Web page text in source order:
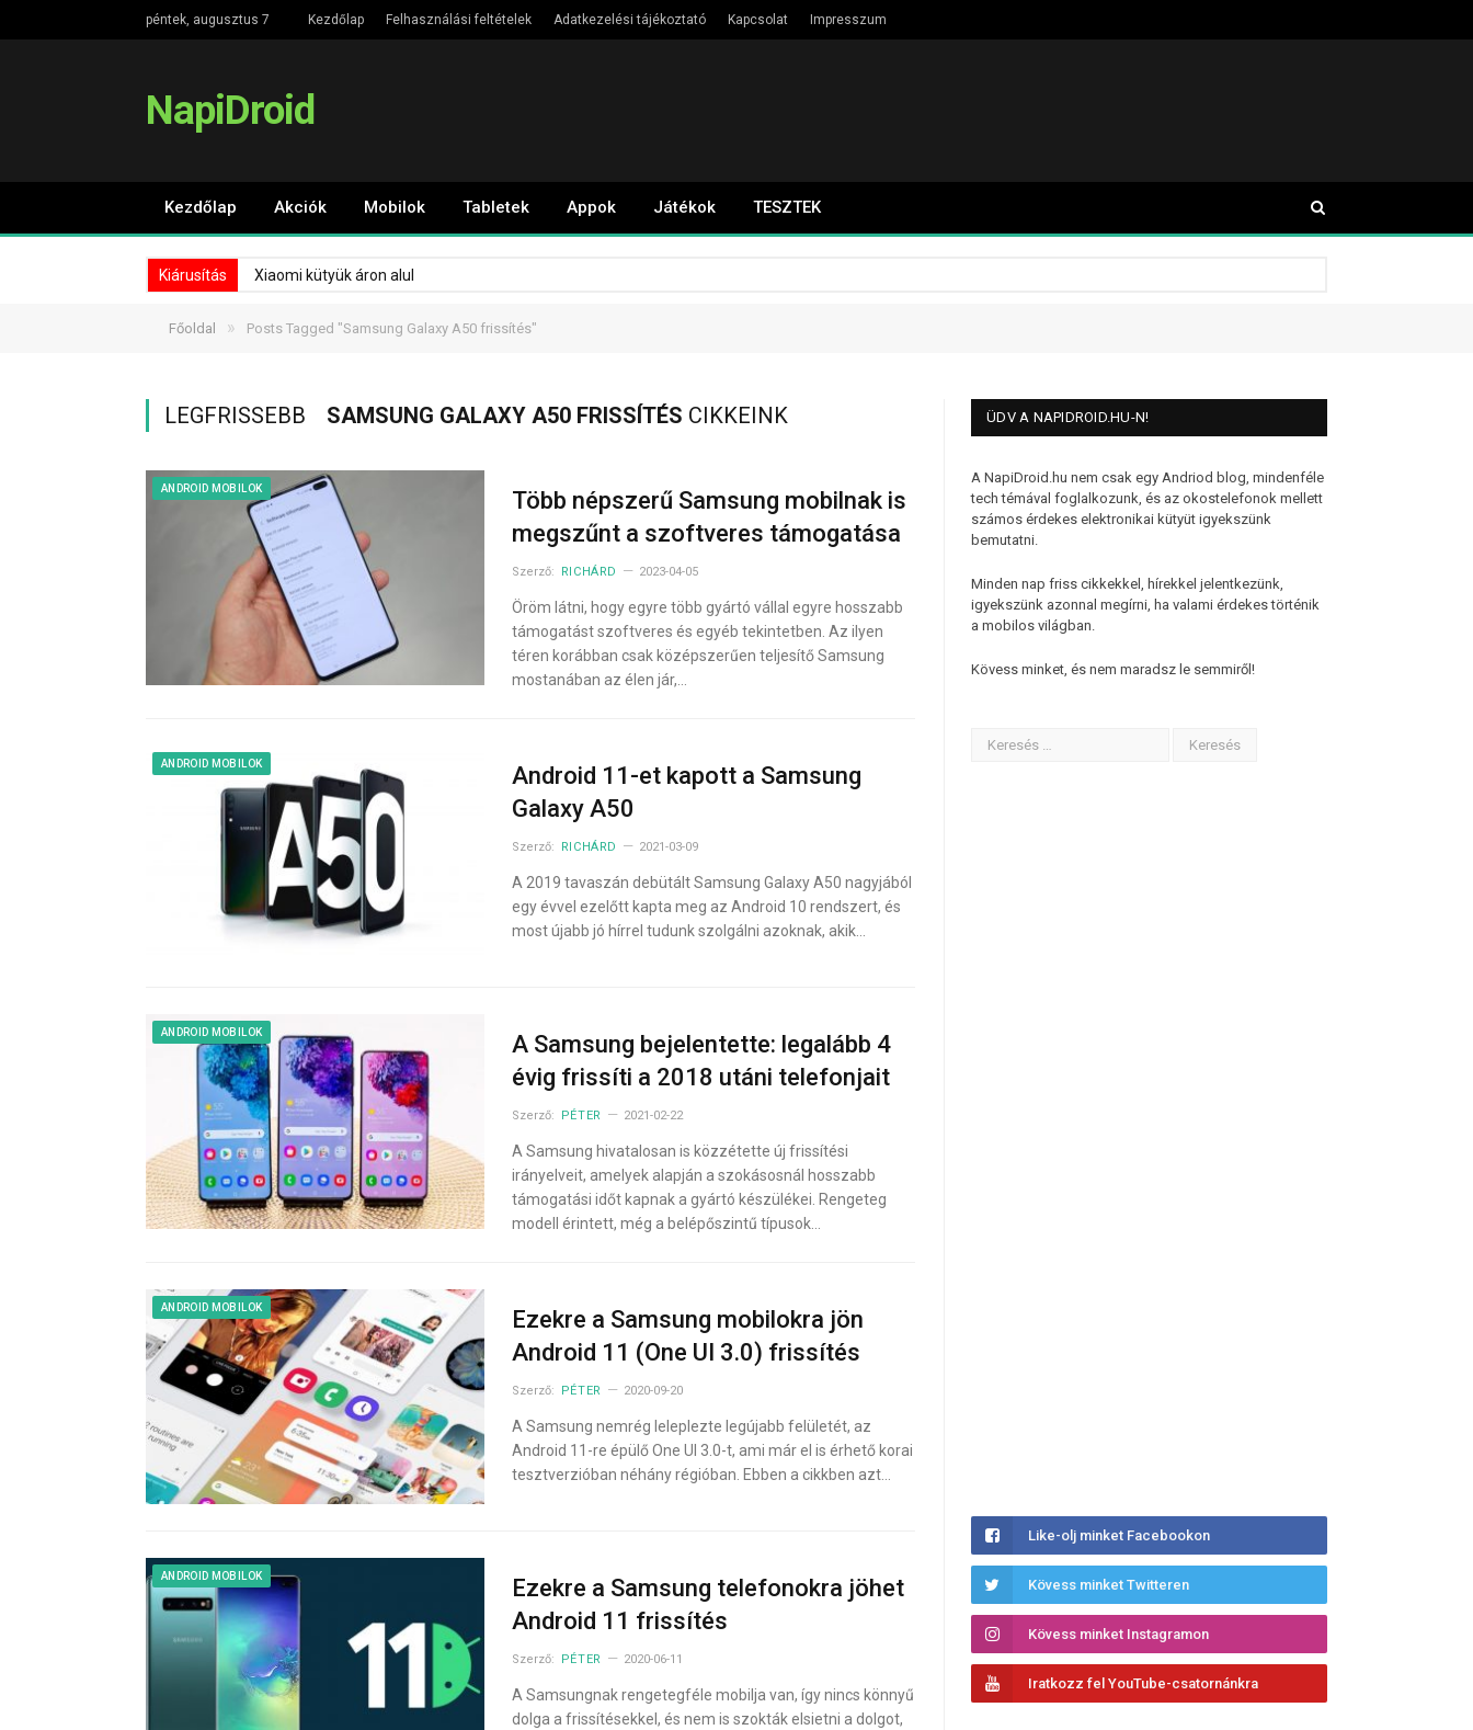
péntek, augusztus 7 Kezdőlap Felhasználási feltételek Adatkezelési tájékoztató Kapcsolat Impresszum
NapiDroid
Kezdőlap Akciók Mobilok Tabletek Appok Játékok TESZTEK
Kiárusítás Xiaomi kütyük áron alul
Főoldal » Posts Tagged "Samsung Galaxy A50 frissítés"
LEGFRISSEBB SAMSUNG GALAXY A50 FRISSÍTÉS CIKKEINK
ANDROID MOBILOK
Több népszerű Samsung mobilnak is
megszűnt a szoftveres támogatása
Szerző: RICHÁRD 2023-04-05
Öröm látni, hogy egyre több gyártó vállal egyre hosszabb
támogatást szoftveres és egyéb tekintetben. Az ilyen
téren korábban csak középszerűen teljesítő Samsung
mostanában az élen jár,…
ANDROID MOBILOK
Android 11-et kapott a Samsung
Galaxy A50
Szerző: RICHÁRD 2021-03-09
A 2019 tavaszán debütált Samsung Galaxy A50 nagyjából
egy évvel ezelőtt kapta meg az Android 10 rendszert, és
most újabb jó hírrel tudunk szolgálni azoknak, akik…
ANDROID MOBILOK
A Samsung bejelentette: legalább 4
évig frissíti a 2018 utáni telefonjait
Szerző: PÉTER 2021-02-22
A Samsung hivatalosan is közzétette új frissítési
irányelveit, amelyek alapján a szokásosnál hosszabb
támogatási időt kapnak a gyártó készülékei. Rengeteg
modell érintett, még a belépőszintű típusok…
ANDROID MOBILOK
Ezekre a Samsung mobilokra jön
Android 11 (One UI 3.0) frissítés
Szerző: PÉTER 2020-09-20
A Samsung nemrég leleplezte legújabb felületét, az
Android 11-re épülő One UI 3.0-t, ami már el is érhető korai
tesztverzióban néhány régióban. Ebben a cikkben azt…
ANDROID MOBILOK
Ezekre a Samsung telefonokra jöhet
Android 11 frissítés
Szerző: PÉTER 2020-06-11
A Samsungnak rengetegféle mobilja van, így nincs könnyű
dolga a frissítésekkel, és nem is szokták elsietni a dolgot,
ÜDV A NAPIDROID.HU-N!
A NapiDroid.hu nem csak egy Andriod blog, mindenféle
tech témával foglalkozunk, és az okostelefonok mellett
számos érdekes elektronikai kütyüt igyekszünk
bemutatni.
Minden nap friss cikkekkel, hírekkel jelentkezünk,
igyekszünk azonnal megírni, ha valami érdekes történik
a mobilos világban.
Kövess minket, és nem maradsz le semmiről!
Like-olj minket Facebookon
Kövess minket Twitteren
Kövess minket Instagramon
Iratkozz fel YouTube-csatornánkra